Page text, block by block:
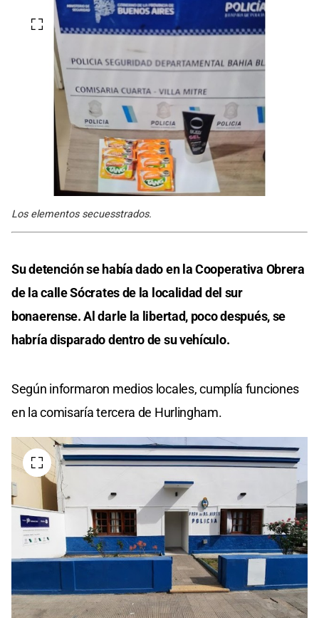
Los elementos secuesstrados.
Su detención se había dado en la Cooperativa Obrera
de la calle Sócrates de la localidad del sur
bonaerense. Al darle la libertad, poco después, se
habría disparado dentro de su vehículo.
Según informaron medios locales, cumplía funciones
en la comisaría tercera de Hurlingham.